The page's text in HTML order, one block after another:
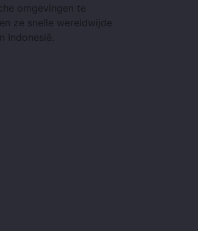
omgevingen te
ze snelle wereldwijde
Indonesië.